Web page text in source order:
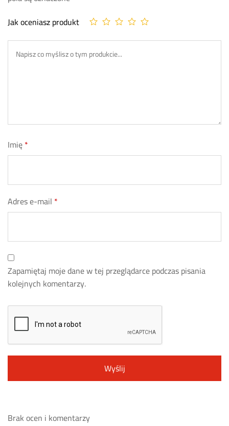
Jak oceniasz produkt
Imię*
Adres e-mail *
Zapamiętaj moje dane w tej przeglądarce podczas pisania
kolejnych komentarzy.
Brak ocen i komentarzy